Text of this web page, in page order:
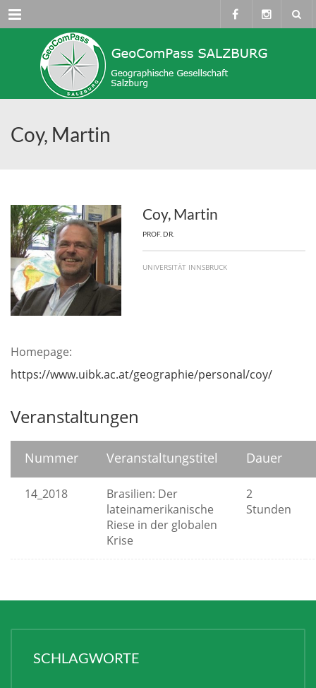
Menü
Coy, Martin
Coy, Martin
PROF. DR.
UNIVERSITÄT INNSBRUCK
Homepage:
https://www.uibk.ac.at/geographie/personal/coy/
Veranstaltungen
Nummer Veranstaltungstitel Dauer
14_2018
Brasilien: Der
lateinamerikanische
Riese in der globalen
Krise
2
Stunden
SCHLAGWORTE